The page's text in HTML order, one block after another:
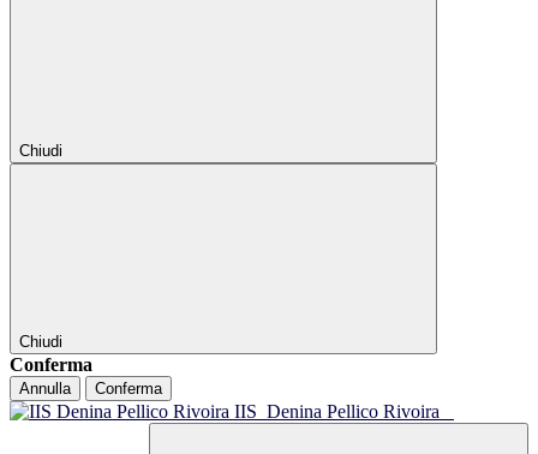
Chiudi
Chiudi
Conferma
Annulla Conferma
IIS Denina Pellico Rivoira